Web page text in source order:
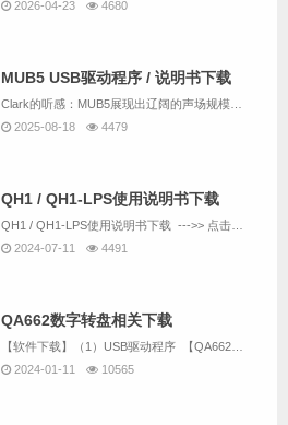
2026-04-23
4680
MUB5 USB驱动程序 / 说明书下载
2025-08-18
4479
QH1 / QH1-LPS使用说明书下载
2024-07-11
4491
QA662数字转盘相关下载
2024-01-11
10565